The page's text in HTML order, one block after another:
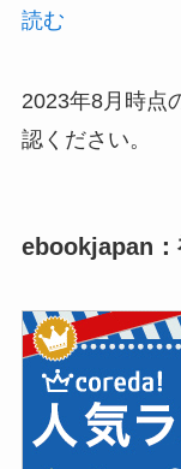
読む
2023年8月時点
認ください。
ebookjapan：